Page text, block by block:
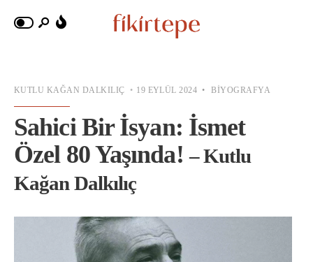
KUTLU KAĞAN DALKILIÇ • 19 EYLÜL 2024 • BIYOGRAFYA
Sahici Bir İsyan: İsmet
Özel 80 Yaşında!– Kutlu
Kağan Dalkılıç